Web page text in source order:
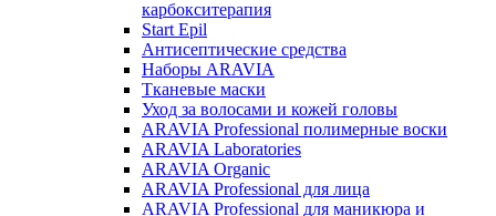
карбокситерапия
Start Epil
Антисептические средства
Наборы ARAVIA
Тканевые маски
Уход за волосами и кожей головы
ARAVIA Professional полимерные воски
ARAVIA Laboratories
ARAVIA Organic
ARAVIA Professional для лица
ARAVIA Professional для маникюра и